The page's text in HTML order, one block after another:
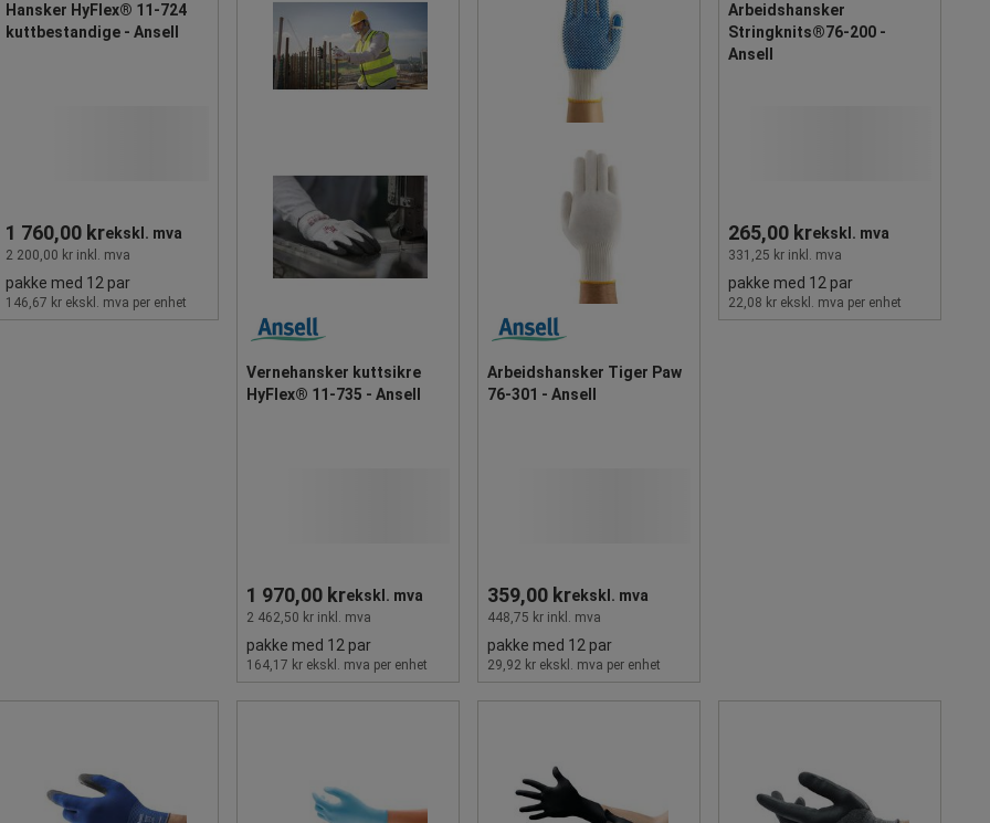
Hansker HyFlex® 11-724
kuttbestandige - Ansell
1 760,00 krekskl. mva
2 200,00 kr inkl. mva
pakke med 12 par
146,67 kr ekskl. mva per enhet
Vernehansker kuttsikre
HyFlex® 11-735 - Ansell
1 970,00 krekskl. mva
2 462,50 kr inkl. mva
pakke med 12 par
164,17 kr ekskl. mva per enhet
Arbeidshansker Tiger Paw
76-301 - Ansell
359,00 krekskl. mva
448,75 kr inkl. mva
pakke med 12 par
29,92 kr ekskl. mva per enhet
Arbeidshansker
Stringknits®76-200 -
Ansell
265,00 krekskl. mva
331,25 kr inkl. mva
pakke med 12 par
22,08 kr ekskl. mva per enhet